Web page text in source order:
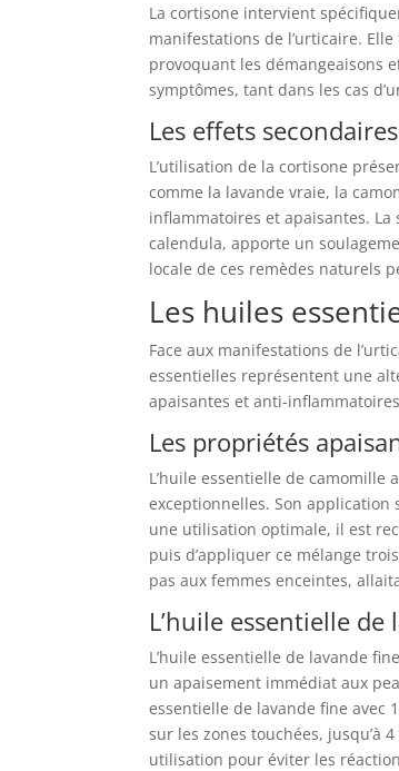
La cortisone intervient
manifestations de l’urticaire.
provoquant les démangeaisons
symptômes, tant dans les cas
Les effets
L’utilisation de la cortisone
comme la lavande vraie, la
inflammatoires et apaisantes.
calendula, apporte un
locale de ces remèdes naturels
Les huiles
Face aux manifestations de
essentielles représentent une
apaisantes et anti-
Les propriétés
L’huile essentielle de
exceptionnelles. Son application
une utilisation optimale, il est
puis d’appliquer ce mélange
pas aux femmes enceintes,
L’huile essentielle
L’huile essentielle de lavande
un apaisement immédiat aux
essentielle de lavande fine avec
sur les zones touchées, jusqu’à
utilisation pour éviter les